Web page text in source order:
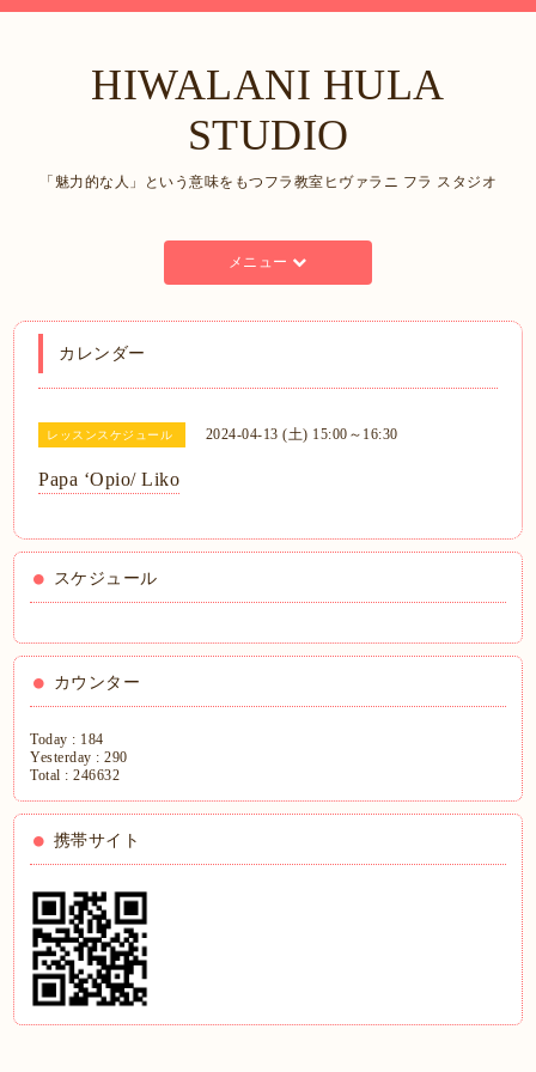
HIWALANI HULA
STUDIO
「魅力的な人」という意味をもつフラ教室ヒヴァラニ フラ スタジオ
メニュー
カレンダー
レッスンスケジュール 2024-04-13 (土) 15:00～16:30
Papa ʻOpio/ Liko
スケジュール
カウンター
Today : 184
Yesterday :290
Total :246632
携帯サイト